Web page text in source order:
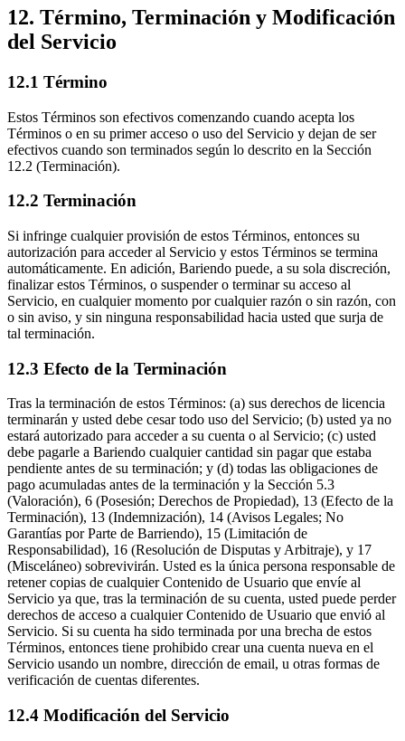
12. Término, Terminación y Modificación
del Servicio
12.1 Término
Estos Términos son efectivos comenzando cuando acepta los
Términos o en su primer acceso o uso del Servicio y dejan de ser
efectivos cuando son terminados según lo descrito en la Sección
12.2 (Terminación).
12.2 Terminación
Si infringe cualquier provisión de estos Términos, entonces su
autorización para acceder al Servicio y estos Términos se termina
automáticamente. En adición, Bariendo puede, a su sola discreción,
finalizar estos Términos, o suspender o terminar su acceso al
Servicio, en cualquier momento por cualquier razón o sin razón, con
o sin aviso, y sin ninguna responsabilidad hacia usted que surja de
tal terminación.
12.3 Efecto de la Terminación
Tras la terminación de estos Términos: (a) sus derechos de licencia
terminarán y usted debe cesar todo uso del Servicio; (b) usted ya no
estará autorizado para acceder a su cuenta o al Servicio; (c) usted
debe pagarle a Bariendo cualquier cantidad sin pagar que estaba
pendiente antes de su terminación; y (d) todas las obligaciones de
pago acumuladas antes de la terminación y la Sección 5.3
(Valoración), 6 (Posesión; Derechos de Propiedad), 13 (Efecto de la
Terminación), 13 (Indemnización), 14 (Avisos Legales; No
Garantías por Parte de Barriendo), 15 (Limitación de
Responsabilidad), 16 (Resolución de Disputas y Arbitraje), y 17
(Misceláneo) sobrevivirán. Usted es la única persona responsable de
retener copias de cualquier Contenido de Usuario que envíe al
Servicio ya que, tras la terminación de su cuenta, usted puede perder
derechos de acceso a cualquier Contenido de Usuario que envió al
Servicio. Si su cuenta ha sido terminada por una brecha de estos
Términos, entonces tiene prohibido crear una cuenta nueva en el
Servicio usando un nombre, dirección de email, u otras formas de
verificación de cuentas diferentes.
12.4 Modificación del Servicio